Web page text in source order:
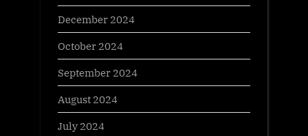
December 2024
October 2024
September 2024
August 2024
July 2024